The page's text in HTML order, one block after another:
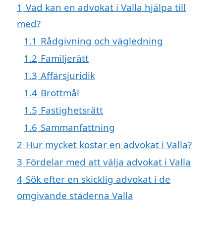
1 Vad kan en advokat i Valla hjälpa till
med?
1.1 Rådgivning och vägledning
1.2 Familjerätt
1.3 Affärsjuridik
1.4 Brottmål
1.5 Fastighetsrätt
1.6 Sammanfattning
2 Hur mycket kostar en advokat i Valla?
3 Fördelar med att välja advokat i Valla
4 Sök efter en skicklig advokat i de
omgivande städerna Valla